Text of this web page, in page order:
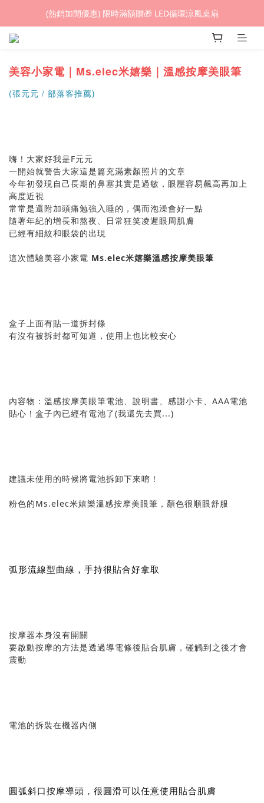
(熱銷加開優惠) 限時滿額贈🎁 LED循環涼風桌扇
(熱銷加開優惠) 限時滿額贈🎁 LED循環涼風桌扇
城鎮韌性(防空)演習期間，網頁載入速度可能延遲。
(熱銷加開優惠) 限時滿額贈🎁 LED循環涼風桌扇
美容小家電｜Ms.elec米嬉樂｜溫感按摩美眼筆
(張元元 / 部落客推薦)
嗨！大家好我是F元元
一開始就警告大家這是篇充滿素顏照片的文章
今年初發現自己長期的鼻塞其實是過敏，眼壓容易飆高再加上
高度近視
常常是還附加頭痛勉強入睡的，偶而泡澡會好一點
隨著年紀的增長和熬夜、日常狂笑凌遲眼周肌膚
已經有細紋和眼袋的出現
這次體驗美容小家電 Ms.elec米嬉樂溫感按摩美眼筆
盒子上面有貼一道拆封條
有沒有被拆封都可知道，使用上也比較安心
內容物：溫感按摩美眼筆電池、說明書、感謝小卡、AAA電池
貼心！盒子內已經有電池了(我還先去買...)
建議未使用的時候將電池拆卸下來唷！
粉色的Ms.elec米嬉樂溫感按摩美眼筆，顏色很順眼舒服
弧形流線型曲線，手持很貼合好拿取
按摩器本身沒有開關
要啟動按摩的方法是透過導電條後貼合肌膚，碰觸到之後才會
震動
電池的拆裝在機器內側
圓弧斜口按摩導頭，很圓滑可以任意使用貼合肌膚